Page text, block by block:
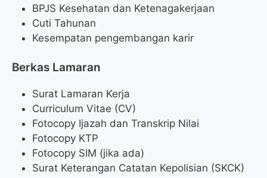
BPJS Kesehatan dan Ketenagakerjaan
Cuti Tahunan
Kesempatan pengembangan karir
Berkas Lamaran
Surat Lamaran Kerja
Curriculum Vitae (CV)
Fotocopy Ijazah dan Transkrip Nilai
Fotocopy KTP
Fotocopy SIM (jika ada)
Surat Keterangan Catatan Kepolisian (SKCK)